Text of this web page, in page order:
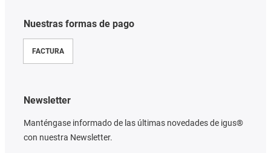
Nuestras formas de pago
FACTURA
Newsletter
Manténgase informado de las últimas novedades de igus®
con nuestra Newsletter.